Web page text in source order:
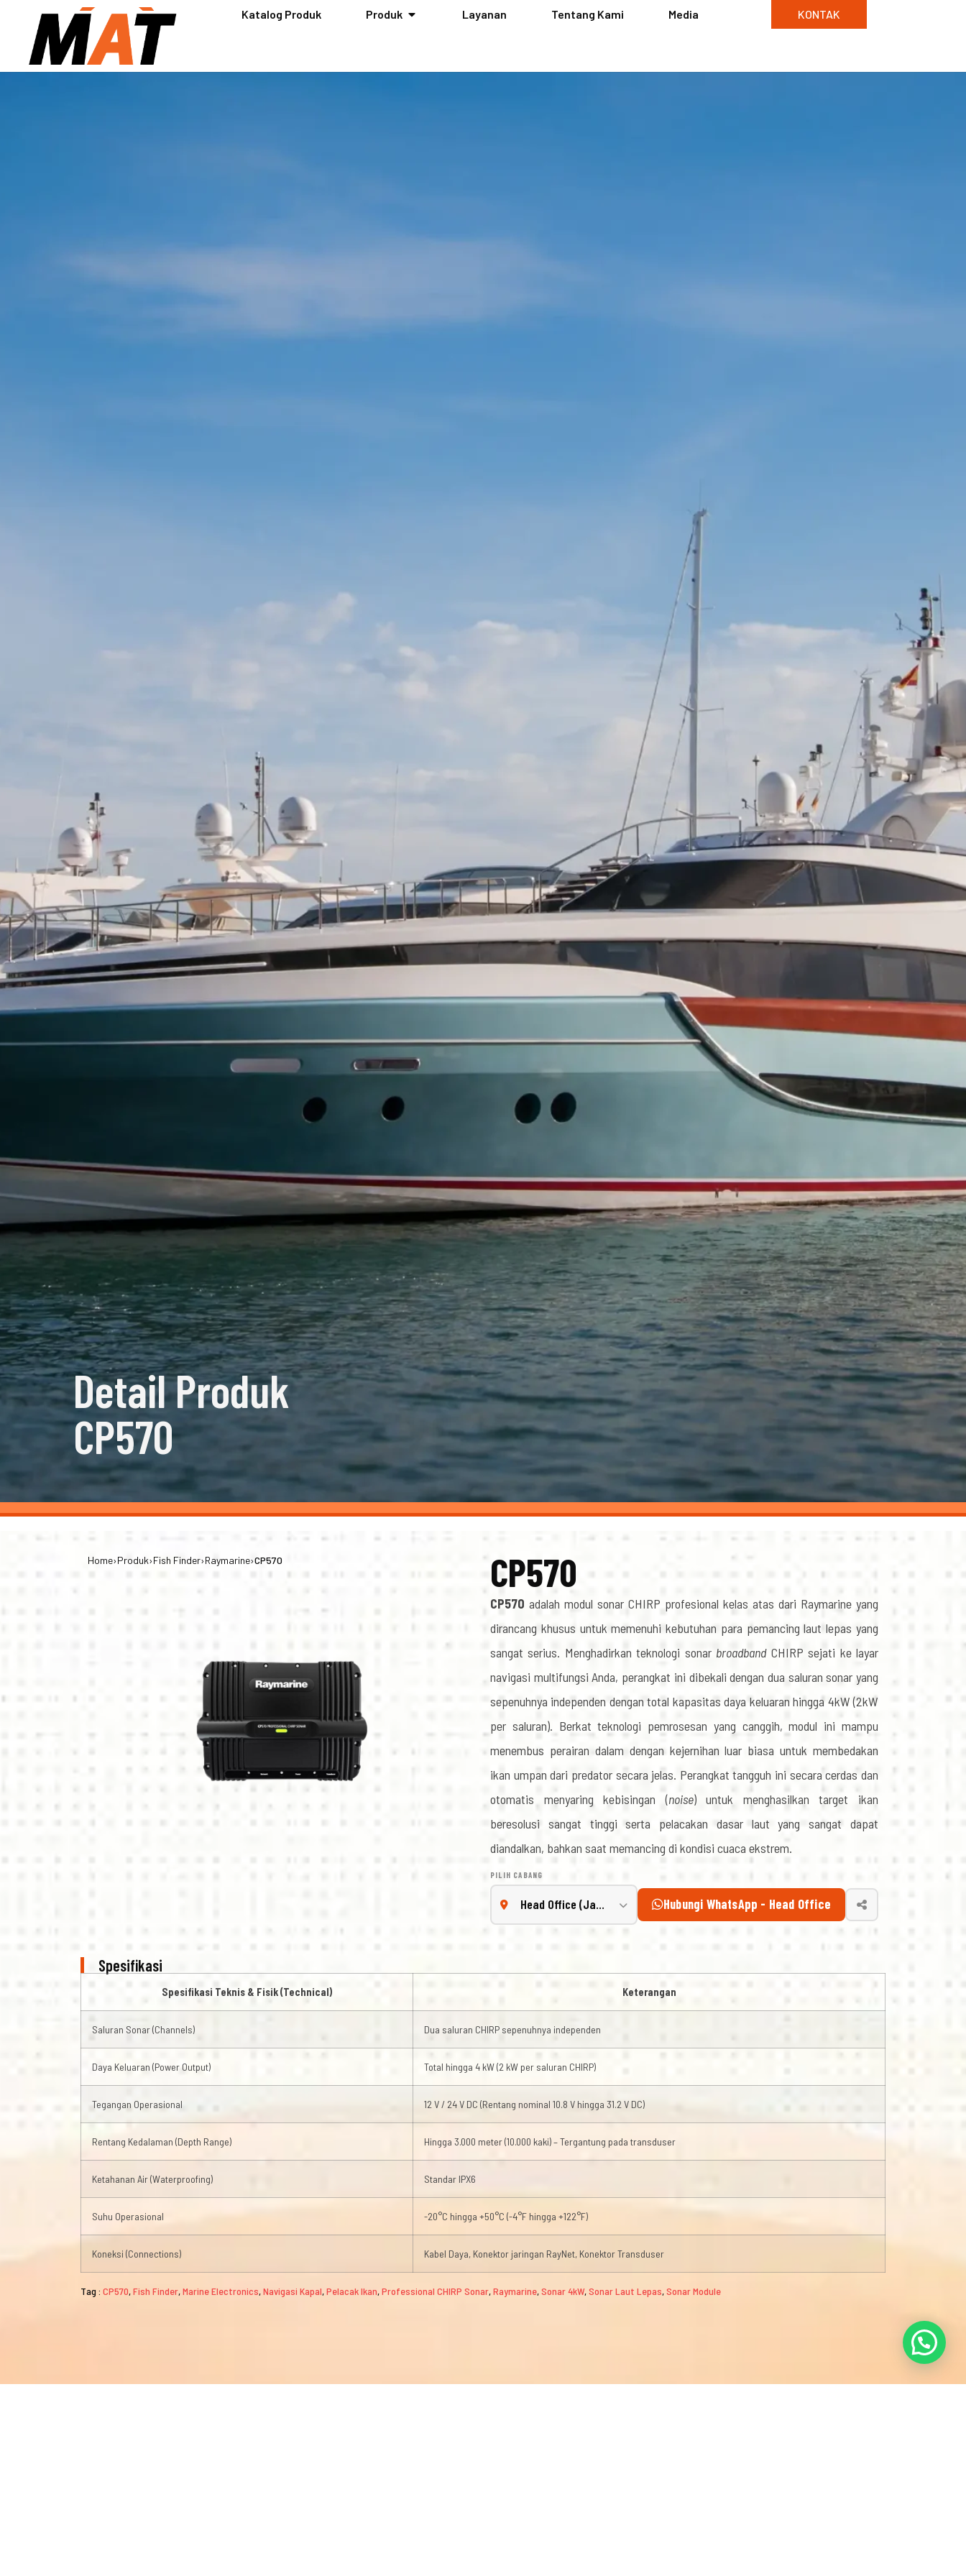
Katalog Produk Produk Layanan Tentang Kami Media KONTAK
Detail Produk
CP570
Home›Produk›Fish Finder›Raymarine›CP570 CP570
CP570 adalah modul sonar CHIRP profesional kelas atas dari Raymarine yang
dirancang khusus untuk memenuhi kebutuhan para pemancing laut lepas yang
sangat serius. Menghadirkan teknologi sonar broadbandCHIRP sejati ke layar
navigasi multifungsi Anda, perangkat ini dibekali dengan dua saluran sonar yang
sepenuhnya independen dengan total kapasitas daya keluaran hingga 4kW (2kW
per saluran). Berkat teknologi pemrosesan yang canggih, modul ini mampu
menembus perairan dalam dengan kejernihan luar biasa untuk membedakan
ikan umpan dari predator secara jelas. Perangkat tangguh ini secara cerdas dan
otomatis menyaring kebisingan (noise) untuk menghasilkan target ikan
beresolusi sangat tinggi serta pelacakan dasar laut yang sangat dapat
diandalkan, bahkan saat memancing di kondisi cuaca ekstrem.
PILIH CABANG
Hubungi WhatsApp - Head Office
Spesifikasi
Spesifikasi Teknis & Fisik (Technical) Keterangan
Saluran Sonar (Channels) Dua saluran CHIRP sepenuhnya independen
Daya Keluaran (Power Output) Total hingga 4 kW (2 kW per saluran CHIRP)
Tegangan Operasional 12 V / 24 V DC (Rentang nominal 10.8 V hingga 31.2 V DC)
Rentang Kedalaman (Depth Range) Hingga 3.000 meter (10.000 kaki) – Tergantung pada transduser
Ketahanan Air (Waterproofing) Standar IPX6
Suhu Operasional -20°C hingga +50°C (-4°F hingga +122°F)
Koneksi (Connections) Kabel Daya, Konektor jaringan RayNet, Konektor Transduser
Tag : CP570,Fish Finder,Marine Electronics,Navigasi Kapal,Pelacak Ikan,Professional CHIRP Sonar,Raymarine,Sonar 4kW,Sonar Laut Lepas,Sonar Module